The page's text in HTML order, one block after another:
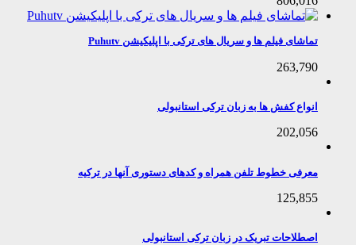
تماشای فیلم ها و سریال های ترکی با اپلیکیشن Puhutv
263,790
انواع کفش ها به زبان ترکی استانبولی
202,056
معرفی خطوط تلفن همراه و کدهای دستوری آنها در ترکیه
125,855
اصطلاحات تبریک در زبان ترکی استانبولی